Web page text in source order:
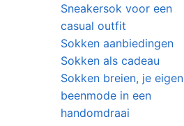
Sneakersok voor een
casual outfit
Sokken aanbiedingen
Sokken als cadeau
Sokken breien, je eigen
beenmode in een
handomdraai